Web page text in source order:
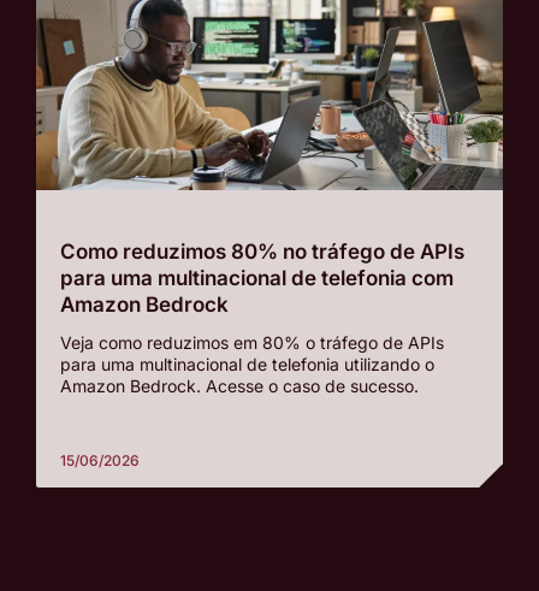
Como reduzimos 80% no tráfego de APIs
para uma multinacional de telefonia com
Amazon Bedrock
Veja como reduzimos em 80% o tráfego de APIs
para uma multinacional de telefonia utilizando o
Amazon Bedrock. Acesse o caso de sucesso.
15/06/2026